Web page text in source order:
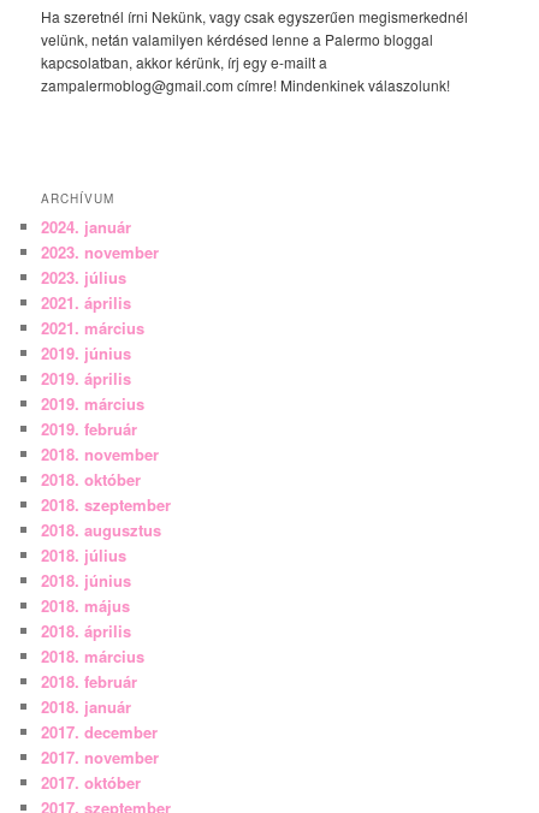
Ha szeretnél írni Nekünk, vagy csak egyszerűen megismerkednél
velünk, netán valamilyen kérdésed lenne a Palermo bloggal
kapcsolatban, akkor kérünk, írj egy e-mailt a
zampalermoblog@gmail.com címre! Mindenkinek válaszolunk!
ARCHÍVUM
2024. január
2023. november
2023. július
2021. április
2021. március
2019. június
2019. április
2019. március
2019. február
2018. november
2018. október
2018. szeptember
2018. augusztus
2018. július
2018. június
2018. május
2018. április
2018. március
2018. február
2018. január
2017. december
2017. november
2017. október
2017. szeptember